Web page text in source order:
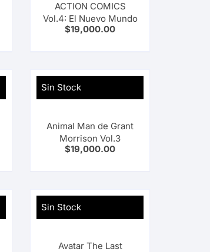
ACTION COMICS
Vol.4: El Nuevo Mundo
$19,000.00
Sin Stock
Animal Man de Grant
Morrison Vol.3
$19,000.00
Sin Stock
Avatar The Last